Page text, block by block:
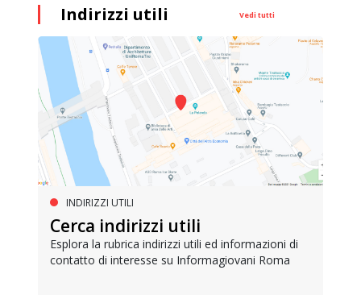
Indirizzi utili Vedi tutti
INDIRIZZI UTILI
Cerca indirizzi utili
Esplora la rubrica indirizzi utili ed informazioni di
contatto di interesse su Informagiovani Roma